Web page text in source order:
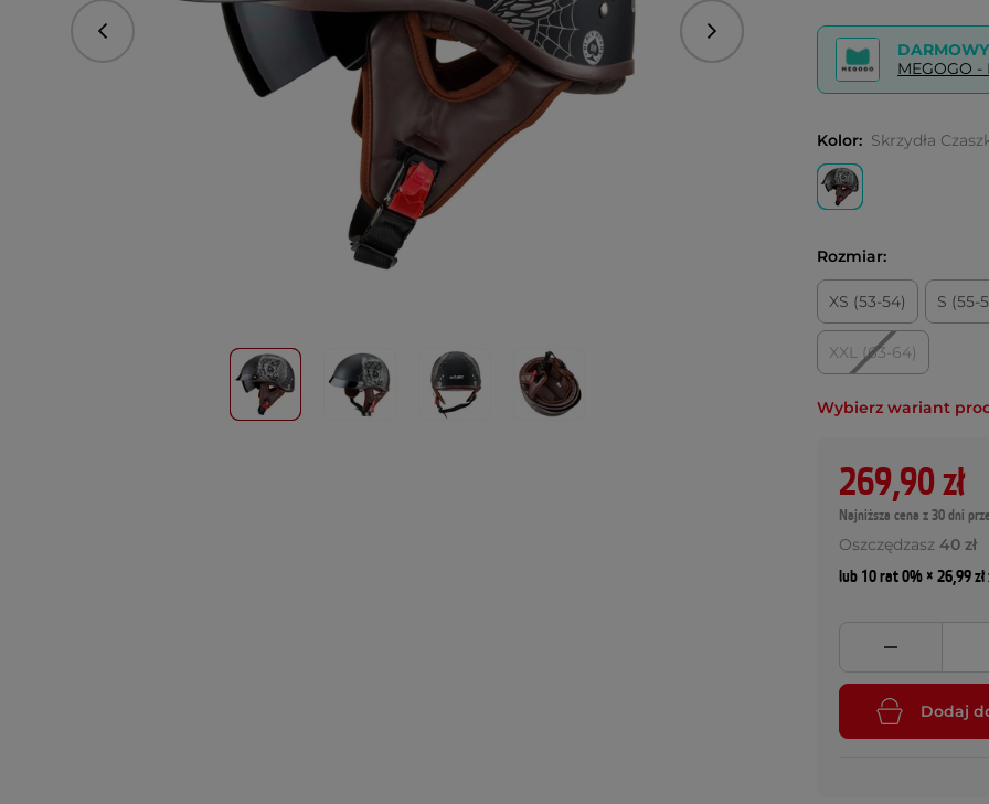
Poprzedni Następny
MEGOGO
Kolor: Skrzydła
Rozmiar:
XS (53-54) S (55-
XXL (63-64)
Wybierz wariant
269,90 zł
Najniższa cena z 30 dni
Oszczędzasz 40 zł
lub 10 rat 0% × 26,99 zł
Dodaj